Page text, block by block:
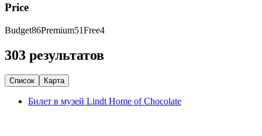
Price
Budget86Premium51Free4
303 результатов
Список Карта
Билет в музей Lindt Home of Chocolate